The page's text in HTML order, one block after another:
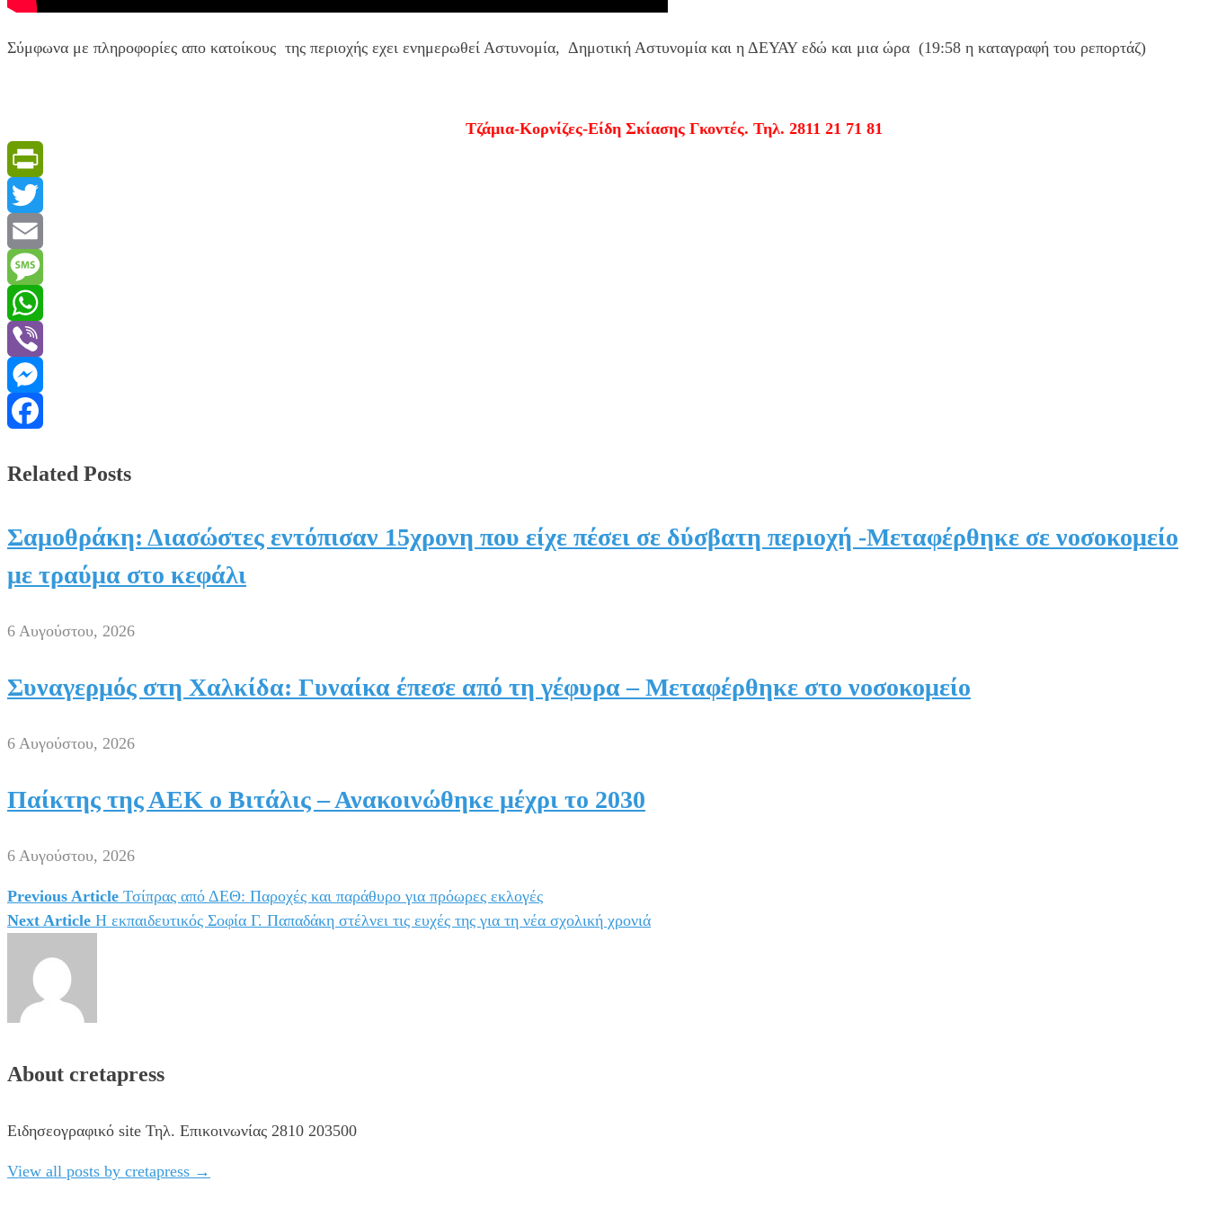
Σύμφωνα με πληροφορίες απο κατοίκους της περιοχής εχει ενημερωθεί Αστυνομία, Δημοτική Αστυνομία και η ΔΕΥΑΥ εδώ και μια ώρα (19:58 η καταγραφή του ρεπορτάζ)
Τζάμια-Κορνίζες-Είδη Σκίασης Γκοντές. Τηλ. 2811 21 71 81
PrintFriendly
Twitter
Email
Message
WhatsApp
Viber
Messenger
Related Posts
Σαμοθράκη: Διασώστες εντόπισαν 15χρονη που είχε πέσει σε δύσβατη περιοχή -Μεταφέρθηκε σε νοσοκομείο
με τραύμα στο κεφάλι
6 Αυγούστου, 2026
Συναγερμός στη Χαλκίδα: Γυναίκα έπεσε από τη γέφυρα – Μεταφέρθηκε στο νοσοκομείο
6 Αυγούστου, 2026
Παίκτης της ΑΕΚ ο Βιτάλις – Ανακοινώθηκε μέχρι το 2030
6 Αυγούστου, 2026
Πλοήγηση
Previous Article Τσίπρας από ΔΕΘ: Παροχές και παράθυρο για πρόωρες εκλογές
Next Article Η εκπαιδευτικός Σοφία Γ. Παπαδάκη στέλνει τις ευχές της για τη νέα σχολική χρονιά
About cretapress
Ειδησεογραφικό site Τηλ. Επικοινωνίας 2810 203500
View all posts by cretapress →